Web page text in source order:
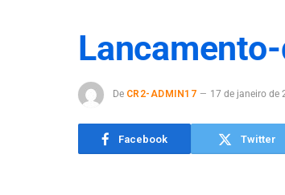
De CR2-ADMIN17 17 de janeiro de
Facebook Twitter